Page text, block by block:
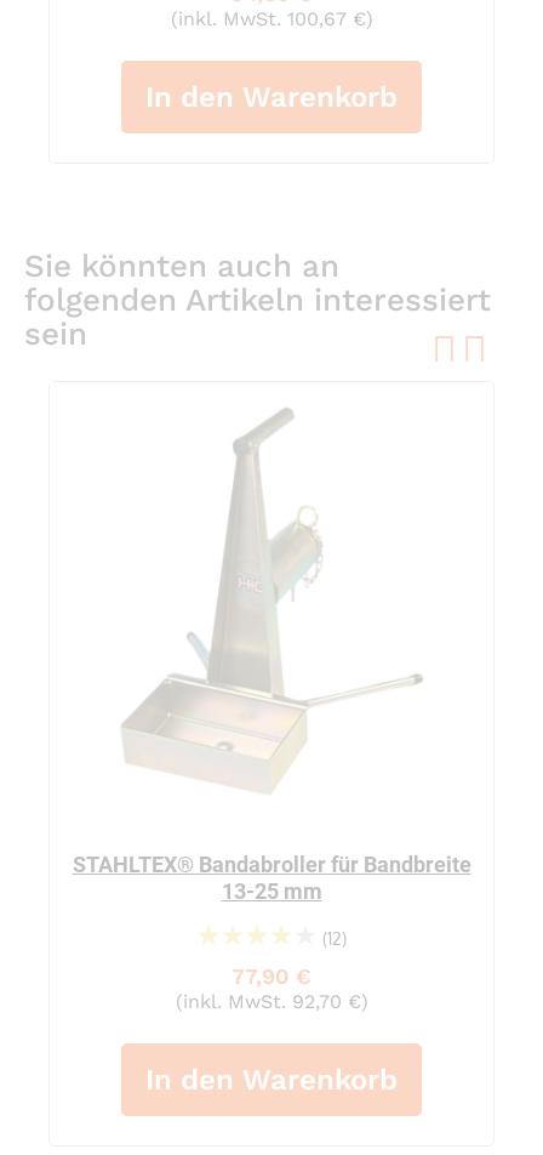
(inkl. MwSt. 100,67 €)
In den Warenkorb
Sie könnten auch an
folgenden Artikeln interessiert
sein
STAHLTEX® Bandabroller für Bandbreite
13-25 mm
88%
(12)
77,90 €
(inkl. MwSt. 92,70 €)
In den Warenkorb